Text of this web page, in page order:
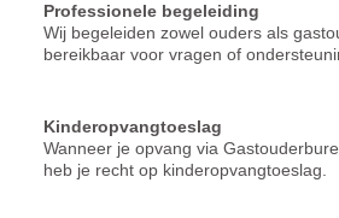
Professionele begeleiding
Wij begeleiden zowel ouders als
bereikbaar voor vragen of
Kinderopvangtoeslag
Wanneer je opvang via
heb je recht op kinderopvangtoeslag.